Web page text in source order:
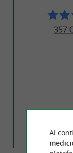
357
Al